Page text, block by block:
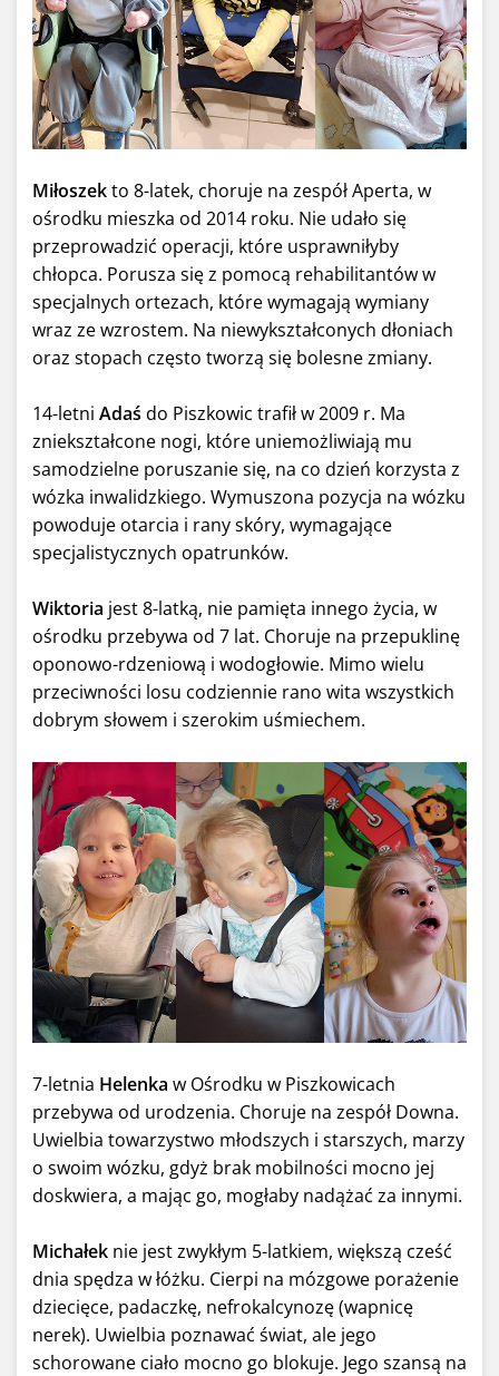
Miłoszekto 8-latek, choruje na zespół Aperta, w
ośrodku mieszka od 2014 roku. Nie udało się
przeprowadzić operacji, które usprawniłyby
chłopca. Porusza się z pomocą rehabilitantów w
specjalnych ortezach, które wymagają wymiany
wraz ze wzrostem. Na niewykształconych dłoniach
oraz stopach często tworzą się bolesne zmiany.
14-letni Adaś do Piszkowic trafił w 2009 r. Ma
zniekształcone nogi, które uniemożliwiają mu
samodzielne poruszanie się, na co dzień korzysta z
wózka inwalidzkiego. Wymuszona pozycja na wózku
powoduje otarcia i rany skóry, wymagające
specjalistycznych opatrunków.
Wiktoria jest 8-latką, nie pamięta innego życia, w
ośrodku przebywa od 7 lat. Choruje na przepuklinę
oponowo-rdzeniową i wodogłowie. Mimo wielu
przeciwności losu codziennie rano wita wszystkich
dobrym słowem i szerokim uśmiechem.
7-letnia Helenka w Ośrodku w Piszkowicach
przebywa od urodzenia. Choruje na zespół Downa.
Uwielbia towarzystwo młodszych i starszych, marzy
o swoim wózku, gdyż brak mobilności mocno jej
doskwiera, a mając go, mogłaby nadążać za innymi.
Michałek nie jest zwykłym 5-latkiem, większą cześć
dnia spędza w łóżku. Cierpi na mózgowe porażenie
dziecięce, padaczkę, nefrokalcynozę (wapnicę
nerek). Uwielbia poznawać świat, ale jego
schorowane ciało mocno go blokuje. Jego szansą na